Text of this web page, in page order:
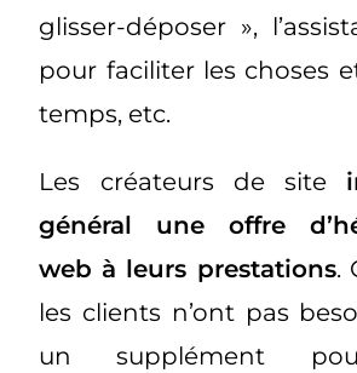
glisser-déposer »,
pour faciliter les choses
temps, etc.
Les créateurs de site
général une offre
web à leurs prestations.
les clients n’ont pas
un supplément